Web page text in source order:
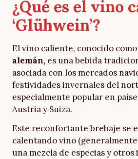
¿Qué es el vino
‘Glühwein’?
El vino caliente, conocido como
alemán, es una bebida
asociada con los mercados
festividades invernales del
especialmente popular en
Austria y Suiza.
Este reconfortante brebaje se
calentando vino (generalmente
una mezcla de especias y